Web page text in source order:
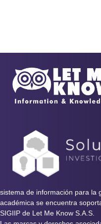
sistema de información para la
académica se encuentra
SIGIIP de Let Me Know S.A.S.